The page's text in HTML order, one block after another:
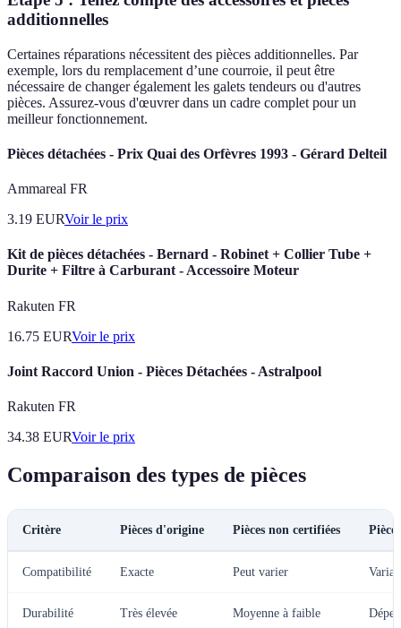
additionnelles
Certaines réparations nécessitent des pièces additionnelles. Par
exemple, lors du remplacement d’une courroie, il peut être
nécessaire de changer également les galets tendeurs ou d'autres
pièces. Assurez-vous d'œuvrer dans un cadre complet pour un
meilleur fonctionnement.
Pièces détachées - Prix Quai des Orfèvres 1993 - Gérard Delteil
Ammareal FR
3.19 EURVoir le prix
Kit de pièces détachées - Bernard - Robinet + Collier Tube +
Durite + Filtre à Carburant - Accessoire Moteur
Rakuten FR
16.75 EURVoir le prix
Joint Raccord Union - Pièces Détachées - Astralpool
Rakuten FR
34.38 EURVoir le prix
Comparaison des types de pièces
Critère Pièces d'origine Pièces non certifiées
Compatibilité Exacte Peut varier
Durabilité Très élevée Moyenne à faible